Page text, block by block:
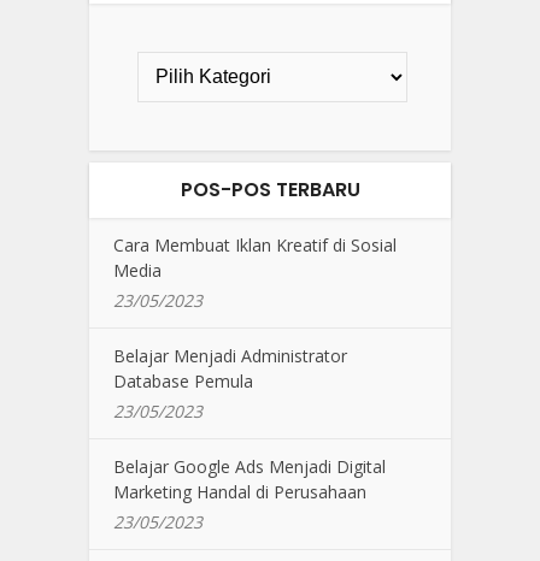
POS-POS TERBARU
Cara Membuat Iklan Kreatif di Sosial
Media
23/05/2023
Belajar Menjadi Administrator
Database Pemula
23/05/2023
Belajar Google Ads Menjadi Digital
Marketing Handal di Perusahaan
23/05/2023